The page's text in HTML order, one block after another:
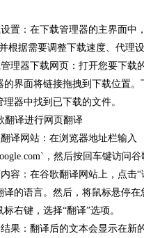
置：在下载管理器的主界面中
根据需要调整下载速度、代理设
理器下载网页：打开您要下载
的界面将链接拖拽到下载位置。
理器中找到已下载的文件。
翻译进行网页翻译
译网站：在浏览器地址栏输入
，然后按回车键访问谷
容：在谷歌翻译网站上，点击
译的语言。然后，将鼠标悬停在
右键，选择“翻译”选项。
果：翻译后的文本会显示在新